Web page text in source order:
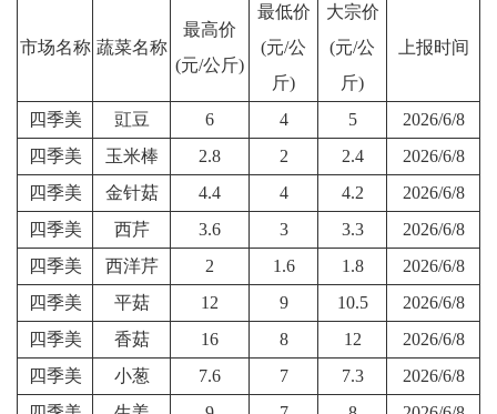
市场名称 蔬菜名称
最高价
(元/公斤)
最低价
(元/公
斤)
大宗价
(元/公
斤)
上报时间
四季美 豇豆 6 4 5
2026/6/8
四季美
玉米棒 2.8 2 2.4
2026/6/8
四季美
金针菇 4.4 4 4.2
2026/6/8
四季美
西芹 3.6 3 3.3
2026/6/8
四季美
西洋芹 2 1.6 1.8
2026/6/8
四季美
平菇 12 9 10.5
2026/6/8
四季美
香菇 16 8 12
2026/6/8
四季美
小葱 7.6 7 7.3
2026/6/8